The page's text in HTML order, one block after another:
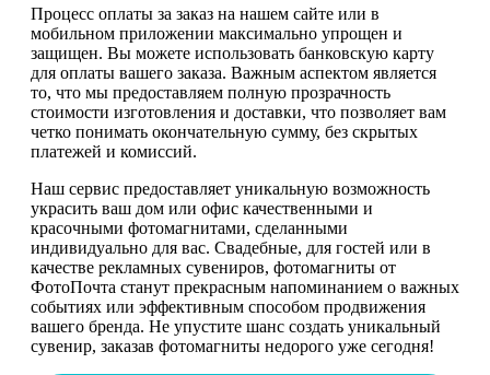
Процесс оплаты за заказ на нашем сайте или в
мобильном приложении максимально упрощен и
защищен. Вы можете использовать банковскую карту
для оплаты вашего заказа. Важным аспектом является
то, что мы предоставляем полную прозрачность
стоимости изготовления и доставки, что позволяет вам
четко понимать окончательную сумму, без скрытых
платежей и комиссий.
Наш сервис предоставляет уникальную возможность
украсить ваш дом или офис качественными и
красочными фотомагнитами, сделанными
индивидуально для вас. Свадебные, для гостей или в
качестве рекламных сувениров, фотомагниты от
ФотоПочта станут прекрасным напоминанием о важных
событиях или эффективным способом продвижения
вашего бренда. Не упустите шанс создать уникальный
сувенир, заказав фотомагниты недорого уже сегодня!